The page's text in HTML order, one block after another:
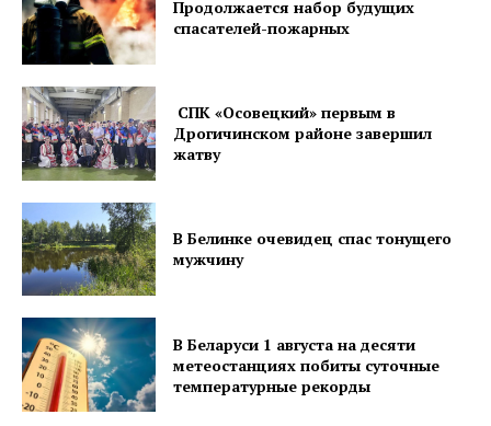
Контакты
Правила использования материалов
Электронные обращения
Продолжается набор будущих
спасателей-пожарных
СПК «Осовецкий» первым в
Дрогичинском районе завершил
жатву
В Белинке очевидец спас тонущего
мужчину
В Беларуси 1 августа на десяти
метеостанциях побиты суточные
температурные рекорды